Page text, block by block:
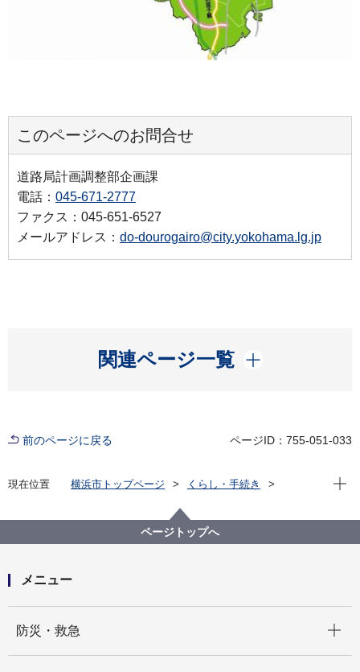
このページへのお問合せ
道路局計画調整部企画課
電話： 045-671-2777
ファクス：045-651-6527
メールアドレス： do-dourogairo@city.yokohama.lg.jp
関連ページ一覧
開く
前のページに戻る ページID：755-051-033
現在位置 横浜市トップページ
くらし・手続き
道路整備の基本計画等
幹線道路について
幹線道路 横浜鎌倉線
現在
ページトップへ
メニュー
防災・救急